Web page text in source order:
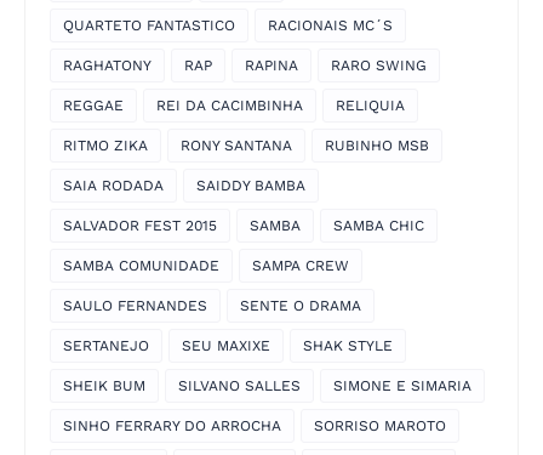
QUARTETO FANTASTICO RACIONAIS MC´S
RAGHATONY RAP RAPINA RARO SWING
REGGAE REI DA CACIMBINHA RELIQUIA
RITMO ZIKA RONY SANTANA RUBINHO MSB
SAIA RODADA SAIDDY BAMBA
SALVADOR FEST 2015 SAMBA SAMBA CHIC
SAMBA COMUNIDADE SAMPA CREW
SAULO FERNANDES SENTE O DRAMA
SERTANEJO SEU MAXIXE SHAK STYLE
SHEIK BUM SILVANO SALLES SIMONE E SIMARIA
SINHO FERRARY DO ARROCHA SORRISO MAROTO